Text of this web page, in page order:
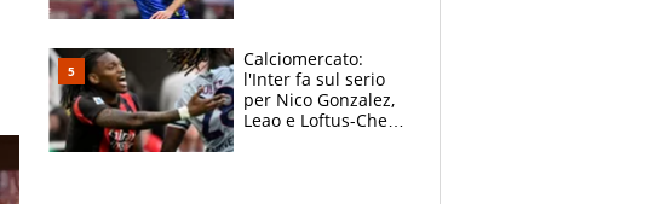
Yildiz
Calciomercato:
l'Inter fa sul serio
per Nico Gonzalez,
Leao e Loftus-Cheek